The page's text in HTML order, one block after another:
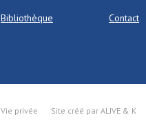
Bibliothèque
Contact
Vie privée Site créé par ALIVE & K